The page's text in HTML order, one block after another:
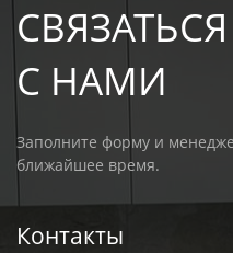
СВЯЗАТЬСЯ
С НАМИ
Заполните форму и
ближайшее время.
Контакты